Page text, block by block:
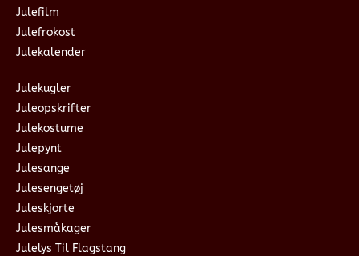
Julefilm
Julefrokost
Julekalender
Julekugler
Juleopskrifter
Julekostume
Julepynt
Julesange
Julesengetøj
Juleskjorte
Julesmåkager
Julelys Til Flagstang